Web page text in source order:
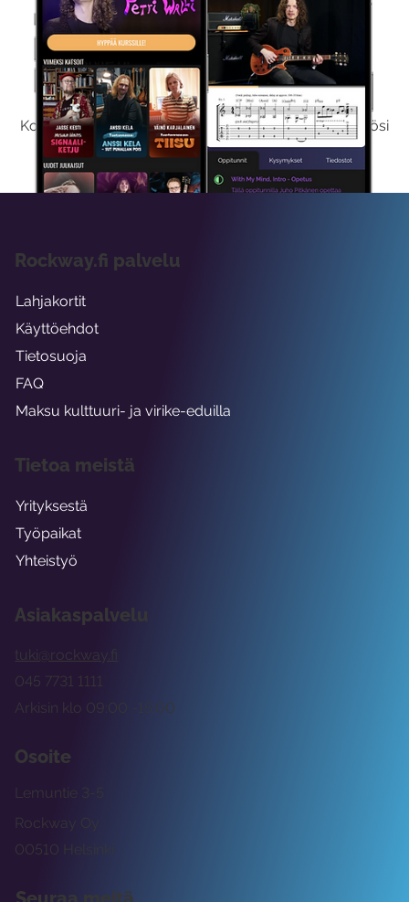
Kokeile Ilmaiseksi
Kokeilemalla ilmaiseksi saat koko sisältömme käyttöösi
viikon ajaksi.
Asiakaspalvelu
tuki@rockway.fi
Arkisin klo 09:00 -15:00
045 7731 1111
Osoite
Rockway Oy
Lemuntie 3-5
00510 Helsinki
Rockway.fi palvelu
Lahjakortit
Käyttöehdot
Tietosuoja
FAQ
Maksu kulttuuri- ja virike-eduilla
Tietoa meistä
Yrityksestä
Työpaikat
Yhteistyö